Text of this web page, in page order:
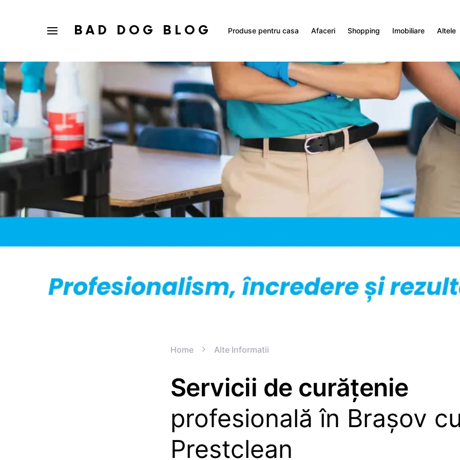
BAD DOG BLOG Produse pentru casa Afaceri Shopping Imobiliare Altele
Home Alte Informatii
Servicii de curățenie
profesională în Brașov
Prestclean